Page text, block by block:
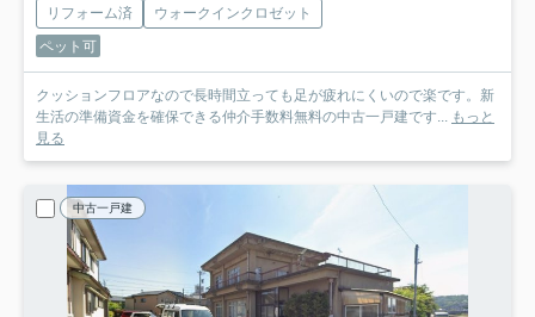
リフォーム済
ウォークインクロゼット
ペット可
クッションフロアなので長時間立っても足が疲れにくいので楽です。新
生活の準備資金を確保できる仲介手数料無料の中古一戸建です... もっと
見る
中古一戸建